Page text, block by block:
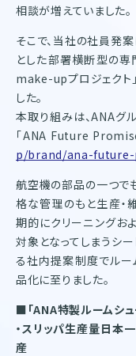
相談が増えていました。
そこで、当社の社員発案
とした部署横断型の専
make-upプロジェクト
した。
本取り組みは、ANAグ
「ANA Future Promise
p/brand/ana-
航空機の部品の一つで
格な管理のもと生産・
期的にクリーニングお
対象となってしまうシ
る社内提案制度でルー
品化に至りました。
■「ANA特製ルームシュ
・スリッパ生産量日本
産